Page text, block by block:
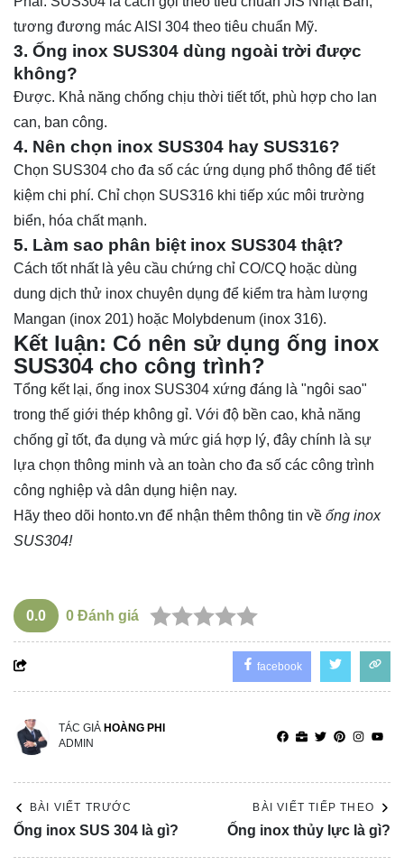
tương đương mác AISI 304 theo tiêu chuẩn Mỹ.
3. Ống inox SUS304 dùng ngoài trời được
không?
Được. Khả năng chống chịu thời tiết tốt, phù hợp cho lan
can, ban công.
4. Nên chọn inox SUS304 hay SUS316?
Chọn SUS304 cho đa số các ứng dụng phổ thông để tiết
kiệm chi phí. Chỉ chọn SUS316 khi tiếp xúc môi trường
biển, hóa chất mạnh.
5. Làm sao phân biệt inox SUS304 thật?
Cách tốt nhất là yêu cầu chứng chỉ CO/CQ hoặc dùng
dung dịch thử inox chuyên dụng để kiểm tra hàm lượng
Mangan (inox 201) hoặc Molybdenum (inox 316).
Kết luận: Có nên sử dụng ống inox
SUS304 cho công trình?
Tổng kết lại, ống inox SUS304 xứng đáng là "ngôi sao"
trong thế giới thép không gỉ. Với độ bền cao, khả năng
chống gỉ tốt, đa dụng và mức giá hợp lý, đây chính là sự
lựa chọn thông minh và an toàn cho đa số các công trình
công nghiệp và dân dụng hiện nay.
Hãy theo dõi honto.vn để nhận thêm thông tin về ống inox
SUS304!
0.0 0 Đánh giá
facebook
TÁC GIẢ HOÀNG PHI
ADMIN
BÀI VIẾT TRƯỚC
Ống inox SUS 304 là gì?
BÀI VIẾT TIẾP THEO
Ống inox thủy lực là gì?